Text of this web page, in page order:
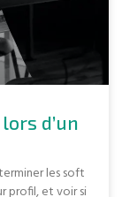
d’un
les soft
profil, et voir si